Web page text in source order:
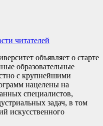
читателей
объявляет о старте
образовательные
с крупнейшими
нацелены на
специалистов,
задач, в том
искусственного